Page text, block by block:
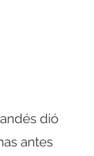
dió
antes